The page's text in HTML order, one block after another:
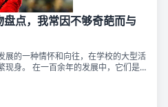
点，我常因不够奇葩而与
展的一种情怀和向往，在学校的大型活
现身。 在一百余年的发展中，它们是
的标识，各个学校独特的文化品格也